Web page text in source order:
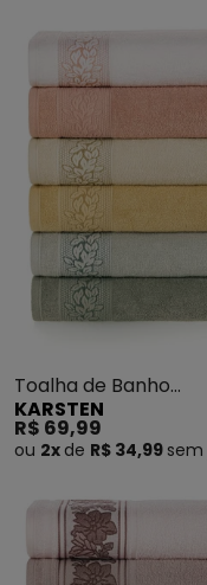
Toalha de Banho
Provence (Eucalipto)
KARSTEN
R$ 69,99
ou 2x de R$ 34,99 sem